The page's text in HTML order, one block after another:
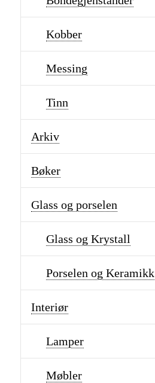
Kobber
Messing
Tinn
Arkiv
Bøker
Glass og porselen
Glass og Krystall
Porselen og Keramikk
Interiør
Lamper
Møbler